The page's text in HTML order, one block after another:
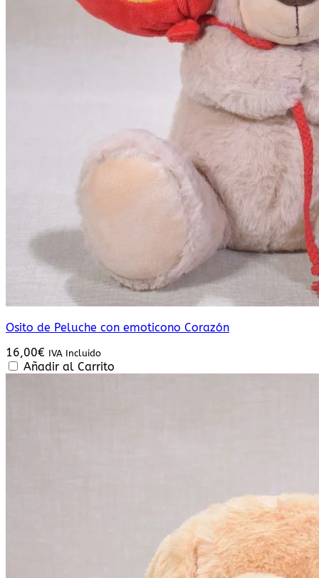
Osito de Peluche con emoticono Corazón
16,00€ IVA Incluido
Añadir al Carrito